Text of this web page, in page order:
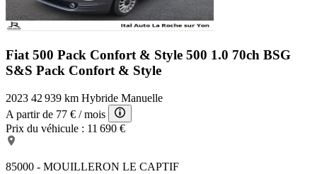
Fiat 500 Pack Confort & Style 500 1.0 70ch BSG
S&S Pack Confort & Style
2023 42 939 km Hybride Manuelle
A partir de 77 € / mois
Prix du véhicule : 11 690 €
85000 - MOUILLERON LE CAPTIF